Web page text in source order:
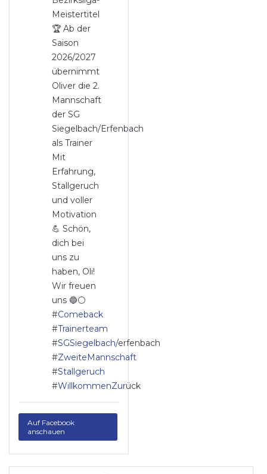
Meistertitel
🏆 Ab der
Saison
2026/2027
übernimmt
Oliver die 2.
Mannschaft
der SG
Siegelbach/Erfenbach
als Trainer
Mit
Erfahrung,
Stallgeruch
und voller
Motivation
💪 Schön,
dich bei
uns zu
haben, Oli!
Wir freuen
uns 🔵⚪️
#Comeback
#Trainerteam
#SGSiegelbach/erfenbach
#ZweiteMannschaft
#Stallgeruch
#WillkommenZurück
Auf Facebook
anschauen